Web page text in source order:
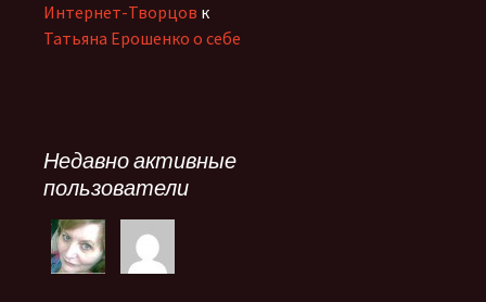
Интернет-Творцов к
Татьяна Ерошенко о себе
Недавно активные
пользователи